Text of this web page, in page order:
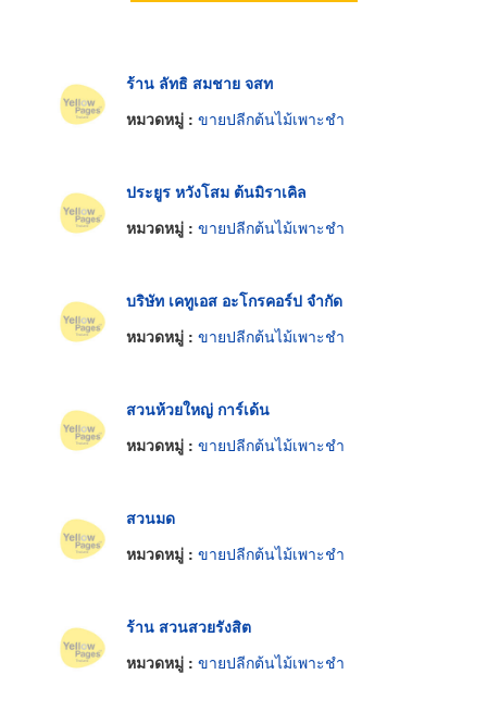
ร้าน ลัทธิ สมชาย จสท
หมวดหมู่ : ขายปลีกต้นไม้เพาะชำ
ประยูร หวังโสม ต้นมิราเคิล
หมวดหมู่ : ขายปลีกต้นไม้เพาะชำ
บริษัท เคทูเอส อะโกรคอร์ป จำกัด
หมวดหมู่ : ขายปลีกต้นไม้เพาะชำ
สวนห้วยใหญ่ การ์เด้น
หมวดหมู่ : ขายปลีกต้นไม้เพาะชำ
สวนมด
หมวดหมู่ : ขายปลีกต้นไม้เพาะชำ
ร้าน สวนสวยรังสิต
หมวดหมู่ : ขายปลีกต้นไม้เพาะชำ